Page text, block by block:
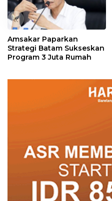
«
Amsakar Paparkan
Strategi Batam Sukseskan
Program 3 Juta Rumah